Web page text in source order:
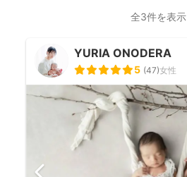
全3件を表示
YURIA ONODERA
5 (47)女性